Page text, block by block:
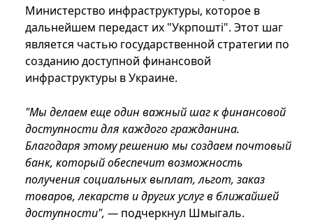
Министерство инфраструктуры, которое в
дальнейшем передаст их "Укрпошті". Этот шаг
является частью государственной стратегии по
созданию доступной финансовой
инфраструктуры в Украине.
"Мы делаем еще один важный шаг к финансовой
доступности для каждого гражданина.
Благодаря этому решению мы создаем почтовый
банк, который обеспечит возможность
получения социальных выплат, льгот, заказ
товаров, лекарств и других услуг в ближайшей
доступности", — подчеркнул Шмыгаль.